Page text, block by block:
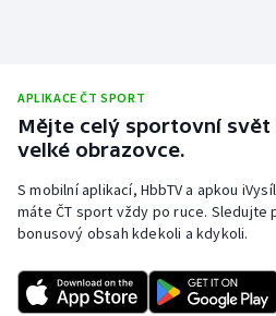
Veslování
Vodní slalom
Volejbal
Ostatní
APLIKACE ČT SPORT
Mějte celý sportovní svět
velké obrazovce.
S mobilní aplikací, HbbTV a apkou
máte ČT sport vždy po ruce. Sledujte
bonusový obsah kdekoli a kdykoli.